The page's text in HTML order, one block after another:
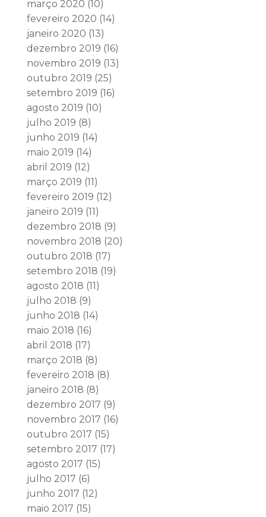
março 2020 (10)
fevereiro 2020 (14)
janeiro 2020 (13)
dezembro 2019 (16)
novembro 2019 (13)
outubro 2019 (25)
setembro 2019 (16)
agosto 2019 (10)
julho 2019 (8)
junho 2019 (14)
maio 2019 (14)
abril 2019 (12)
março 2019 (11)
fevereiro 2019 (12)
janeiro 2019 (11)
dezembro 2018 (9)
novembro 2018 (20)
outubro 2018 (17)
setembro 2018 (19)
agosto 2018 (11)
julho 2018 (9)
junho 2018 (14)
maio 2018 (16)
abril 2018 (17)
março 2018 (8)
fevereiro 2018 (8)
janeiro 2018 (8)
dezembro 2017 (9)
novembro 2017 (16)
outubro 2017 (15)
setembro 2017 (17)
agosto 2017 (15)
julho 2017 (6)
junho 2017 (12)
maio 2017 (15)